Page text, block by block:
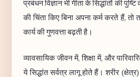
प्रबंधन विज्ञान भी गीता के सिद्धांतों की
की चिंता किए बिना अपना कर्म करते हैं, तो
कार्य की गुणवत्ता बढ़ती है।
व्यावसायिक जीवन में, शिक्षा में, और
ये सिद्धांत सर्वत्र लागू होते हैं। शरीर